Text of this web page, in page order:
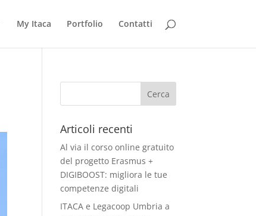
My Itaca Portfolio Contatti
Articoli recenti
Al via il corso online gratuito
del progetto Erasmus +
DIGIBOOST: migliora le tue
competenze digitali
ITACA e Legacoop Umbria a